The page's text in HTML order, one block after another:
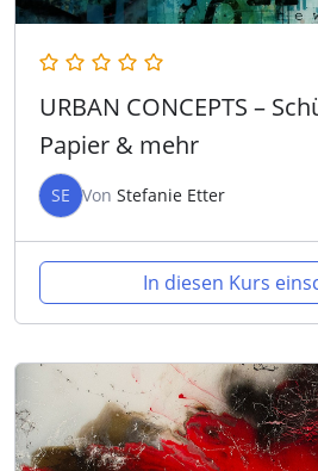
URBAN CONCEPTS –
Papier & mehr
SE Von Stefanie Etter
In diesen Kurs